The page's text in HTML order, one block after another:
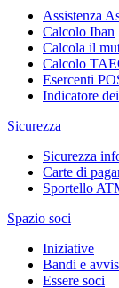
Assistenza
Calcolo Iban
Calcola il
Calcolo
Esercenti
Indicatore
Sicurezza
Sicurezza
Carte di
Sportello
Spazio soci
Iniziative
Bandi e
Essere soci